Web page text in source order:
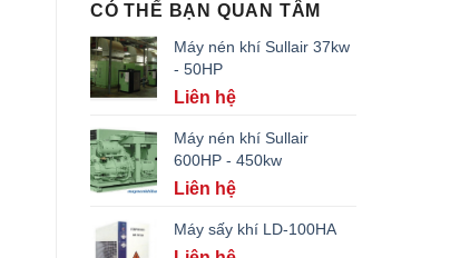
CÓ THỂ BẠN QUAN TÂM
Máy nén khí Sullair 37kw
- 50HP
Liên hệ
Máy nén khí Sullair
600HP - 450kw
Liên hệ
Máy sấy khí LD-100HA